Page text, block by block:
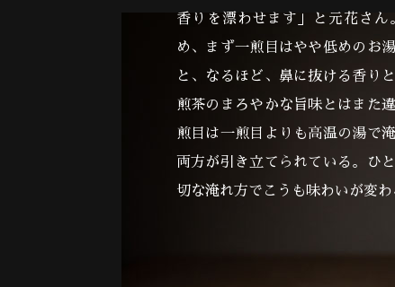
香りを漂わせます」と元花さ
め、まず一煎目はやや低めのお
と、なるほど、鼻に抜ける香り
煎茶のまろやかな旨味とはまた
煎目は一煎目よりも高温の湯で
両方が引き立てられている。ひ
切な淹れ方でこうも味わいが変わ